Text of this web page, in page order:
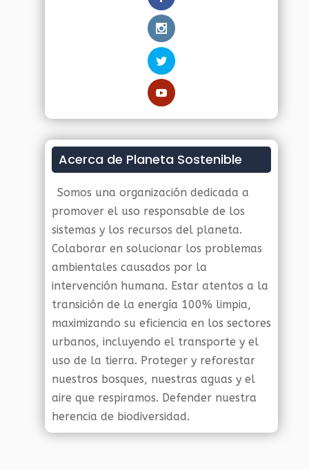
Acerca de Planeta Sostenible
Somos una organización dedicada a
promover el uso responsable de los
sistemas y los recursos del planeta.
Colaborar en solucionar los problemas
ambientales causados por la
intervención humana. Estar atentos a la
transición de la energía 100% limpia,
maximizando su eficiencia en los sectores
urbanos, incluyendo el transporte y el
uso de la tierra. Proteger y reforestar
nuestros bosques, nuestras aguas y el
aire que respiramos. Defender nuestra
herencia de biodiversidad.